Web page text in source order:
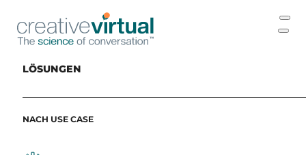
LÖSUNGEN
NACH USE CASE